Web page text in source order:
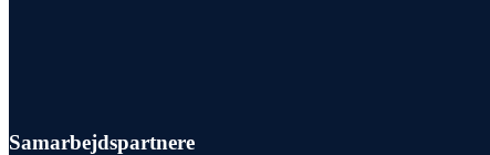
Samarbejdspartnere